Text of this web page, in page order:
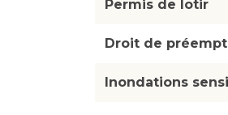
Permis de lotir
Droit de
Inondations